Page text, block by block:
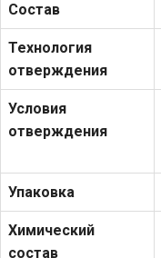
Состав
Технология
отверждения
Условия
отверждения
Упаковка
Химический
состав